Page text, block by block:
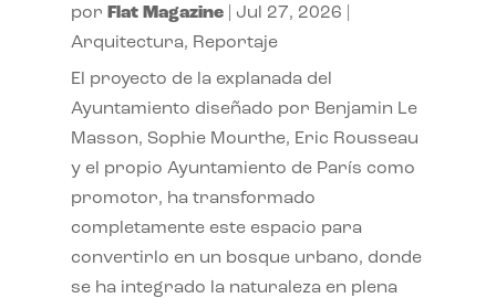
por Flat Magazine| Jul 27, 2026
Arquitectura, Reportaje
El proyecto de la explanada del
Ayuntamiento diseñado por Benjamin Le
Masson, Sophie Mourthe, Eric Rousseau
y el propio Ayuntamiento de París como
promotor, ha transformado
completamente este espacio para
convertirlo en un bosque urbano, donde
se ha integrado la naturaleza en plena